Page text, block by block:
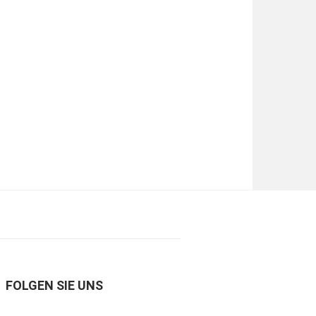
FOLGEN SIE UNS